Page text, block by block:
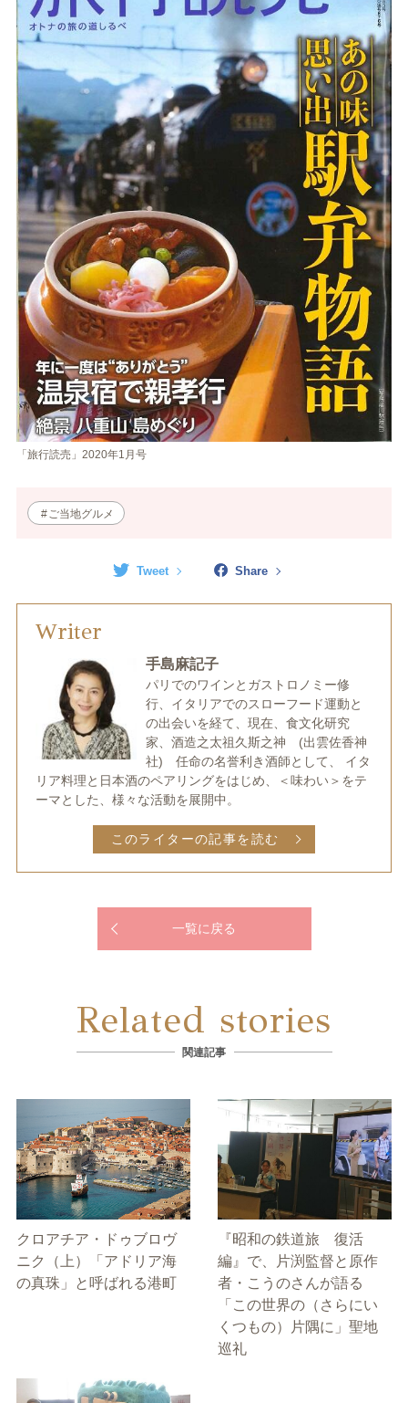
「旅行読売」2020年1月号
ご当地グルメ
Tweet Share
Writer
手島麻記子
パリでのワインとガストロノミー修
行、イタリアでのスローフード運動と
の出会いを経て、現在、食文化研究
家、酒造之太祖久斯之神 (出雲佐香神
社) 任命の名誉利き酒師として、 イタ
リア料理と日本酒のペアリングをはじめ、＜味わい＞をテ
ーマとした、様々な活動を展開中。
このライターの記事を読む
一覧に戻る
Related stories
関連記事
クロアチア・ドゥブロヴ
ニク（上）「アドリア海
の真珠」と呼ばれる港町
『昭和の鉄道旅 復活
編』で、片渕監督と原作
者・こうのさんが語る
「この世界の（さらにい
くつもの）片隅に」聖地
巡礼